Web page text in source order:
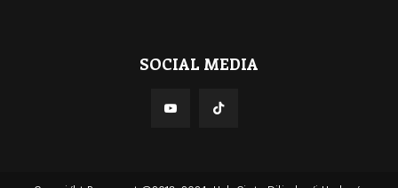
SOCIAL MEDIA